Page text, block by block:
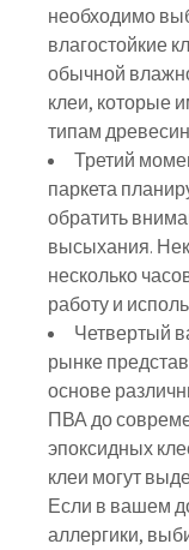
необходимо
влагостойкие
обычной
клеи, которые
типам
Третий
паркета
обратить
высыхания.
несколько
работу и
Четвертый
рынке
основе
ПВА до
эпоксидных
клеи могут
Если в вашем
аллергики,